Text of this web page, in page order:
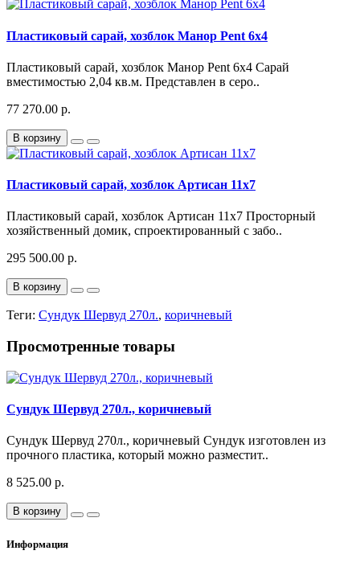
Пластиковый сарай, хозблок Манор Pent 6x4
Пластиковый сарай, хозблок Манор Pent 6x4 Сарай
вместимостью 2,04 кв.м. Представлен в серо..
77 270.00 р.
В корзину
Пластиковый сарай, хозблок Артисан 11x7
Пластиковый сарай, хозблок Артисан 11x7 Просторный
хозяйственный домик, спроектированный с забо..
295 500.00 р.
В корзину
Теги: Сундук Шервуд 270л., коричневый
Просмотренные товары
Сундук Шервуд 270л., коричневый
Сундук Шервуд 270л., коричневый Сундук изготовлен из
прочного пластика, который можно разместит..
8 525.00 р.
В корзину
Информация